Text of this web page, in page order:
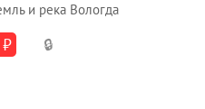
и река Вологда
₽ 🔒